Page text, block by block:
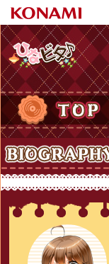
ひなビタ♪
TOP
Biography